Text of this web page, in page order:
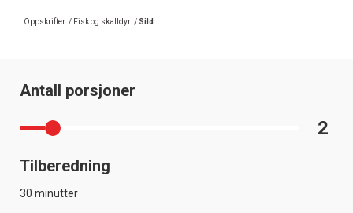
Oppskrifter / Fisk og skalldyr / Sild
Antall porsjoner
2
Tilberedning
30 minutter